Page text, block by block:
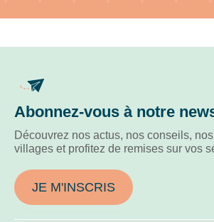
Abonnez-vous à notre
Découvrez nos actus, nos conseils,
villages et profitez de remises sur vos
JE M'INSCRIS